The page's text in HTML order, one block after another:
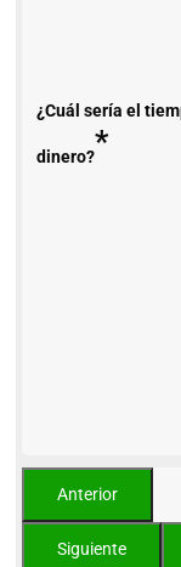
¿Cuál sería el
dinero?*